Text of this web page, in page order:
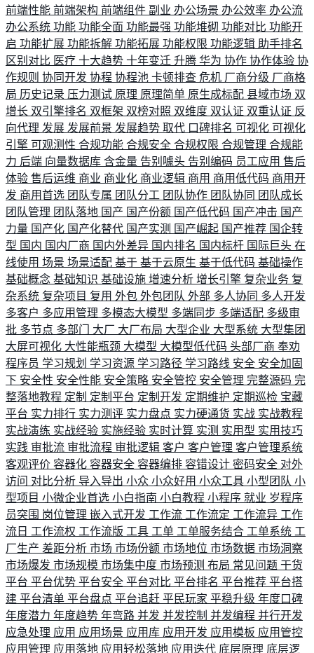
前端性能 前端架构 前端组件 副业 办公场景 办公效率 办公流
办公系统 功能 功能全面 功能最强 功能堆砌 功能对比 功能开
启 功能扩展 功能拆解 功能拓展 功能权限 功能逻辑 助手排名
区别对比 医疗 十大趋势 十年变迁 升腾 华为 协作 协作体验 协
作规则 协同开发 协程 协程池 卡顿排查 危机 厂商分级 厂商格
局 历史记录 压力测试 原理 原理简单 原生成标配 县域市场 双
增长 双引擎排名 双框架 双榜对照 双维度 双认证 双重认证 反
向代理 发展 发展前景 发展趋势 取代 口碑排名 可视化 可视化
引擎 可观测性 合规功能 合规安全 合规权限 合规管理 合规能
力 后端 向量数据库 含金量 告别噱头 告别编码 员工应用 售后
体验 售后运维 商业 商业化 商业逻辑 商用 商用低代码 商用开
发 商用首选 团队专属 团队分工 团队协作 团队协同 团队成长
团队管理 团队落地 国产 国产份额 国产低代码 国产冲击 国产
力量 国产化 国产化替代 国产实测 国产崛起 国产推荐 国企转
型 国内 国内厂商 国内外差异 国内排名 国内标杆 国际巨头 在
线使用 场景 场景适配 基于 基于云原生 基于低代码 基础操作
基础概念 基础知识 基础设施 增速分析 增长引擎 复杂业务 复
杂系统 复杂项目 复用 外包 外包团队 外部 多人协同 多人开发
多客户 多应用管理 多模态大模型 多端同步 多端适配 多级审
批 多节点 多部门 大厂 大厂布局 大型企业 大型系统 大型集团
大屏可视化 大性能瓶颈 大模型 大模型低代码 头部厂商 奉劝
程序员 学习规划 学习资源 学习路径 学习路线 安全 安全加固
下 安全性 安全性能 安全策略 安全管控 安全管理 完整源码 完
整落地教程 定制 定制平台 定制开发 定期维护 定期巡检 宝藏
平台 实力排行 实力测评 实力盘点 实力硬通货 实战 实战教程
实战演练 实战经验 实施经验 实时计算 实测 实用型 实用技巧
实践 审批流 审批流程 审批逻辑 客户 客户管理 客户管理系统
客观评价 容器化 容器安全 容器编排 容错设计 密码安全 对外
访问 对比分析 导入导出 小众 小众好用 小众工具 小型团队 小
型项目 小微企业首选 小白指南 小白教程 小程序 就业 岁程序
员突围 岗位管理 嵌入式开发 工作流 工作流定 工作流异 工作
流日 工作流权 工作流版 工具 工单 工单服务结合 工单系统 工
厂生产 差距分析 市场 市场份额 市场地位 市场数据 市场洞察
市场爆发 市场规模 市场集中度 市场预测 布局 常见问题 干货
平台 平台优势 平台安全 平台对比 平台排名 平台推荐 平台搭
建 平台清单 平台盘点 平台追赶 平民玩家 平稳升级 年度口碑
年度潜力 年度趋势 年弯路 并发 并发控制 并发编程 并行开发
应急处理 应用 应用场景 应用库 应用开发 应用模板 应用管控
应用管理 应用落地 应用轻松落地 应用迭代 底层原理 底层逻